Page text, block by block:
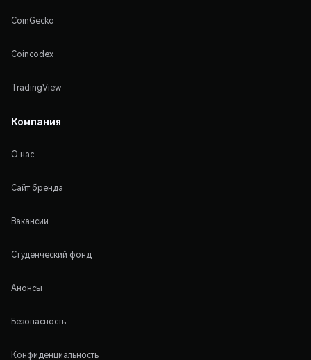
CoinGecko
Coincodex
TradingView
Компания
О нас
Сайт бренда
Вакансии
Студенческий фонд
Анонсы
Безопасность
Конфиденциальность